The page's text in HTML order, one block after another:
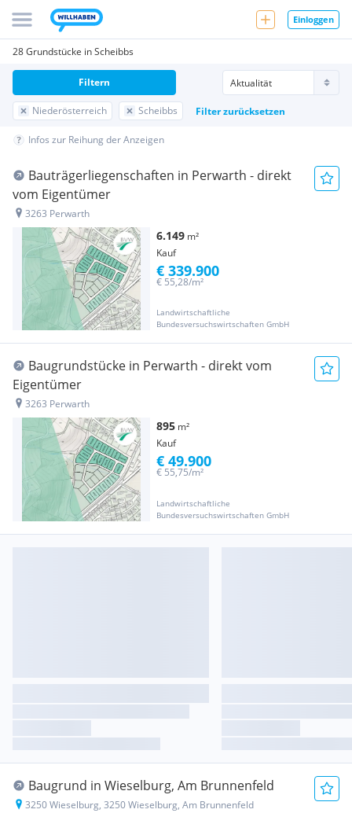
Einloggen
28 Grundstücke in Scheibbs
Niederösterreich Scheibbs Filter zurücksetzen
Filtern
Infos zur Reihung der Anzeigen
Bauträgerliegenschaften in Perwarth - direkt
vom Eigentümer
3263 Perwarth
6.149 m²
Kauf
Landwirtschaftliche
Bundesversuchswirtschaften GmbH
€ 55,28/m²
€ 339.900
Baugrundstücke in Perwarth - direkt vom
Eigentümer
3263 Perwarth
895 m²
Kauf
Landwirtschaftliche
Bundesversuchswirtschaften GmbH
€ 55,75/m²
€ 49.900
Baugrund in Wieselburg, Am Brunnenfeld
3250 Wieselburg, 3250 Wieselburg, Am Brunnenfeld